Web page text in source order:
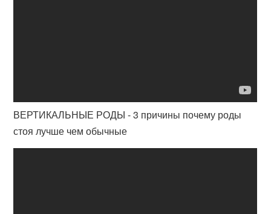
ВЕРТИКАЛЬНЫЕ РОДЫ - 3 причины почему роды
стоя лучше чем обычные